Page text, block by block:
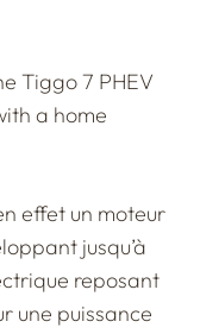
Tiggo 7 PHEV
a home
effet un moteur
jusqu’à
reposant
une puissance